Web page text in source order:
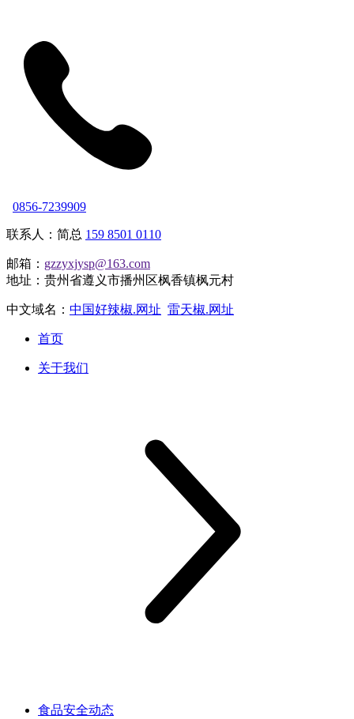
0856-7239909
联系人：简总 159 8501 0110
邮箱： gzzyxjysp@163.com
地址：贵州省遵义市播州区枫香镇枫元村
中文域名： 中国好辣椒.网址 雷天椒.网址
首页
关于我们
食品安全动态